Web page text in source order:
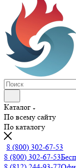
Каталог
По всему сайту
По каталогу
8 (800) 302-67-53
8 (800) 302-67-53